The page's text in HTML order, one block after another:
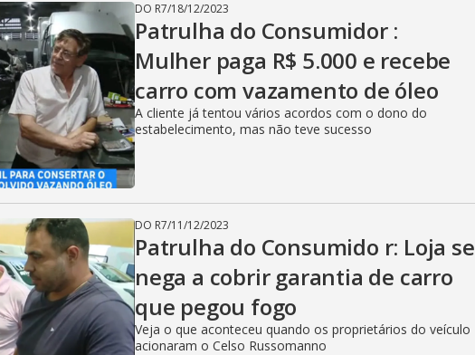
DO R7/18/12/2023
Patrulha do Consumidor :
Mulher paga R$ 5.000 e recebe
carro com vazamento de óleo
A cliente já tentou vários acordos com o dono do
estabelecimento, mas não teve sucesso
DO R7/11/12/2023
Patrulha do Consumido r: Loja se
nega a cobrir garantia de carro
que pegou fogo
Veja o que aconteceu quando os proprietários do veículo
acionaram o Celso Russomanno